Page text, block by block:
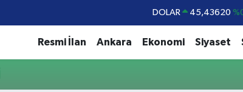
DOLAR 45,43620
Resmi İlan Ankara Ekonomi Siyaset